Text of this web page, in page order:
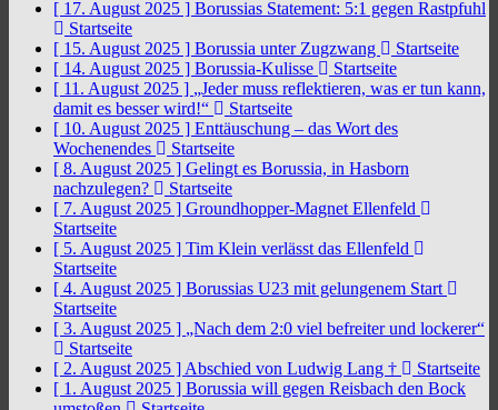
[ 17. August 2025 ] Borussias Statement: 5:1 gegen Rastpfuhl
Startseite
[ 15. August 2025 ] Borussia unter Zugzwang
Startseite
[ 14. August 2025 ] Borussia-Kulisse
Startseite
[ 11. August 2025 ] „Jeder muss reflektieren, was er tun kann,
damit es besser wird!“
Startseite
[ 10. August 2025 ] Enttäuschung – das Wort des
Wochenendes
Startseite
[ 8. August 2025 ] Gelingt es Borussia, in Hasborn
nachzulegen?
Startseite
[ 7. August 2025 ] Groundhopper-Magnet Ellenfeld
Startseite
[ 5. August 2025 ] Tim Klein verlässt das Ellenfeld
Startseite
[ 4. August 2025 ] Borussias U23 mit gelungenem Start
Startseite
[ 3. August 2025 ] „Nach dem 2:0 viel befreiter und lockerer“
Startseite
[ 2. August 2025 ] Abschied von Ludwig Lang †
Startseite
[ 1. August 2025 ] Borussia will gegen Reisbach den Bock